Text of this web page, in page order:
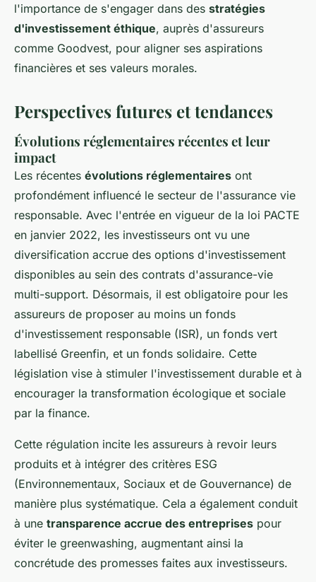
l'importance de s'engager dans des stratégies
d'investissement éthique, auprès d'assureurs
comme Goodvest, pour aligner ses aspirations
financières et ses valeurs morales.
Perspectives futures et tendances
Évolutions réglementaires récentes et leur
impact
Les récentes évolutions réglementaires ont
profondément influencé le secteur de l'assurance vie
responsable. Avec l'entrée en vigueur de la loi PACTE
en janvier 2022, les investisseurs ont vu une
diversification accrue des options d'investissement
disponibles au sein des contrats d'assurance-vie
multi-support. Désormais, il est obligatoire pour les
assureurs de proposer au moins un fonds
d'investissement responsable (ISR), un fonds vert
labellisé Greenfin, et un fonds solidaire. Cette
législation vise à stimuler l'investissement durable et à
encourager la transformation écologique et sociale
par la finance.
Cette régulation incite les assureurs à revoir leurs
produits et à intégrer des critères ESG
(Environnementaux, Sociaux et de Gouvernance) de
manière plus systématique. Cela a également conduit
à une transparence accrue des entreprises pour
éviter le greenwashing, augmentant ainsi la
concrétude des promesses faites aux investisseurs.